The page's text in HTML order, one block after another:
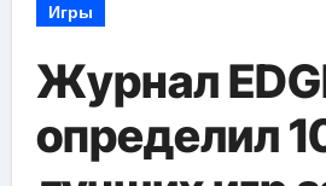
Игры
Журнал
определил